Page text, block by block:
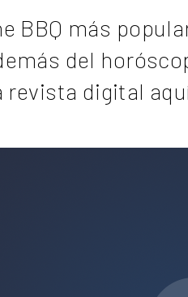
BBQ más
del
revista digital